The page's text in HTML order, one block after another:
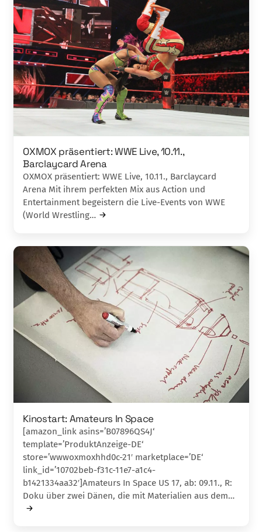
OXMOX präsentiert: WWE Live, 10.11.,
Barclaycard Arena
OXMOX präsentiert: WWE Live, 10.11., Barclaycard
Arena Mit ihrem perfekten Mix aus Action und
Entertainment begeistern die Live-Events von WWE
(World Wrestling…
Kinostart: Amateurs In Space
[amazon_link asins=’B07896QS4J‘
template=’ProduktAnzeige-DE‘
store=’wwwoxmoxhhd0c-21′ marketplace=’DE‘
link_id=’10702beb-f31c-11e7-a1c4-
b1421334aa32′]Amateurs In Space US 17, ab: 09.11., R:
Doku über zwei Dänen, die mit Materialien aus dem…